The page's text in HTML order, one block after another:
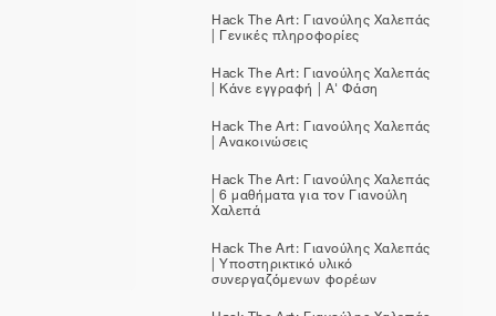
Hack The Art: Γιανούλης Χαλεπάς
| Γενικές πληροφορίες
Hack The Art: Γιανούλης Χαλεπάς
| Κάνε εγγραφή | Α' Φάση
Hack The Art: Γιανούλης Χαλεπάς
| Ανακοινώσεις
Hack The Art: Γιανούλης Χαλεπάς
| 6 μαθήματα για τον Γιανούλη
Χαλεπά
Hack The Art: Γιανούλης Χαλεπάς
| Υποστηρικτικό υλικό
συνεργαζόμενων φορέων